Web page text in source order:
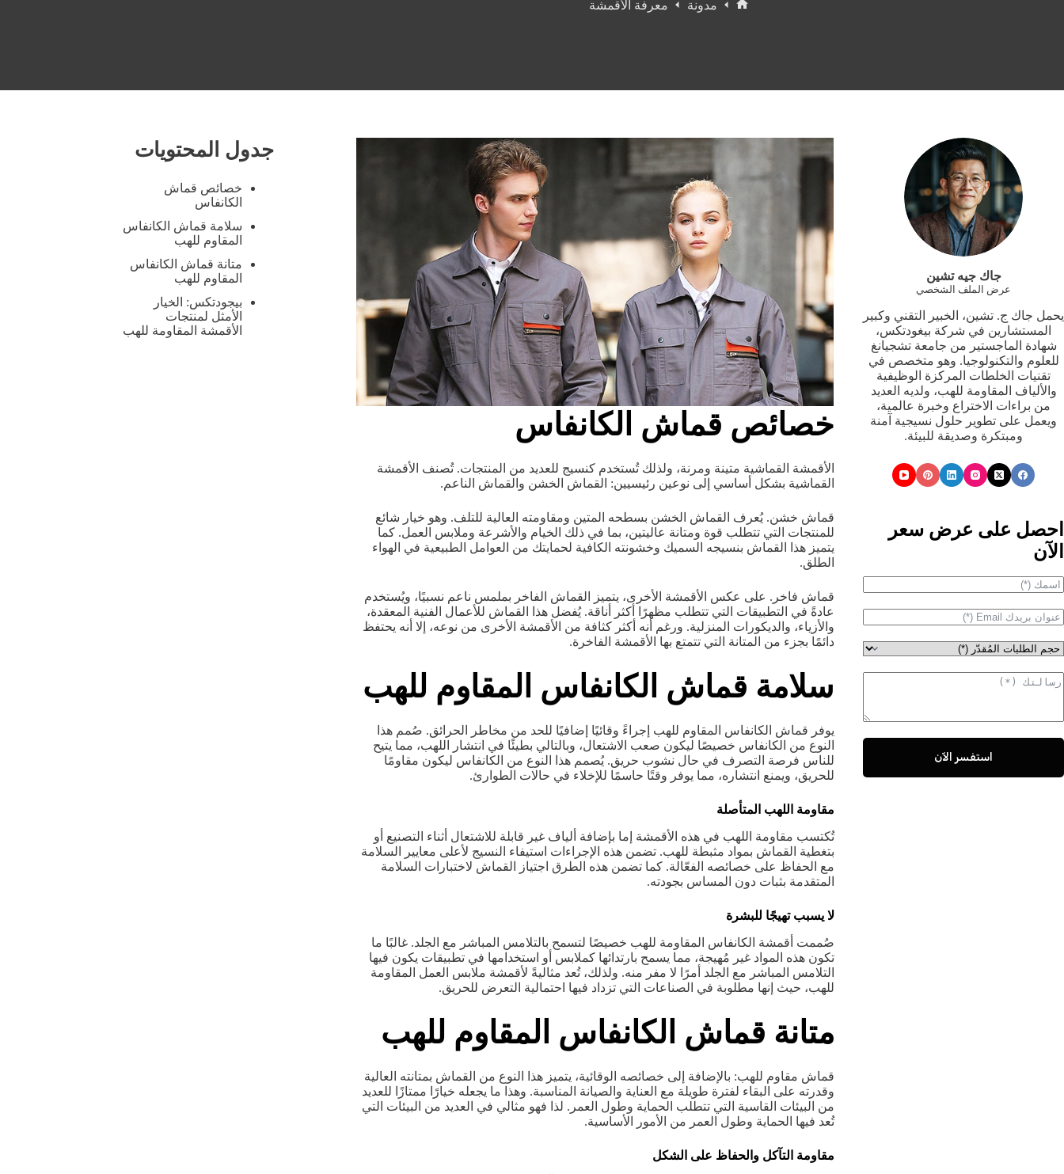
مدونة معرفة الأقمشة
خصائص قماش الكانفاس
الأقمشة القماشية متينة ومرنة، ولذلك تُستخدم كنسيج للعديد من المنتجات. تُصنف الأقمشة
القماشية بشكل أساسي إلى نوعين رئيسيين: القماش الخشن والقماش الناعم.
قماش خشن. يُعرف القماش الخشن بسطحه المتين ومقاومته العالية للتلف. وهو خيار شائع
للمنتجات التي تتطلب قوة ومتانة عاليتين، بما في ذلك الخيام والأشرعة وملابس العمل. كما
يتميز هذا القماش بنسيجه السميك وخشونته الكافية لحمايتك من العوامل الطبيعية في الهواء
الطلق.
قماش فاخر. على عكس الأقمشة الأخرى، يتميز القماش الفاخر بملمس ناعم نسبيًا، ويُستخدم
عادةً في التطبيقات التي تتطلب مظهرًا أكثر أناقة. يُفضل هذا القماش للأعمال الفنية المعقدة،
والأزياء، والديكورات المنزلية. ورغم أنه أكثر كثافة من الأقمشة الأخرى من نوعه، إلا أنه يحتفظ
دائمًا بجزء من المتانة التي تتمتع بها الأقمشة الفاخرة.
سلامة قماش الكانفاس المقاوم للهب
يوفر قماش الكانفاس المقاوم للهب إجراءً وقائيًا إضافيًا للحد من مخاطر الحرائق. صُمم هذا
النوع من الكانفاس خصيصًا ليكون صعب الاشتعال، وبالتالي بطيئًا في انتشار اللهب، مما يتيح
للناس فرصة التصرف في حال نشوب حريق. يُصمم هذا النوع من الكانفاس ليكون مقاومًا
للحريق، ويمنع انتشاره، مما يوفر وقتًا حاسمًا للإخلاء في حالات الطوارئ.
مقاومة اللهب المتأصلة
تُكتسب مقاومة اللهب في هذه الأقمشة إما بإضافة ألياف غير قابلة للاشتعال أثناء التصنيع أو
بتغطية القماش بمواد مثبطة للهب. تضمن هذه الإجراءات استيفاء النسيج لأعلى معايير السلامة
مع الحفاظ على خصائصه الفعّالة. كما تضمن هذه الطرق اجتياز القماش لاختبارات السلامة
المتقدمة بثبات دون المساس بجودته.
لا يسبب تهيجًا للبشرة
صُممت أقمشة الكانفاس المقاومة للهب خصيصًا لتسمح بالتلامس المباشر مع الجلد. غالبًا ما
تكون هذه المواد غير مُهيجة، مما يسمح بارتدائها كملابس أو استخدامها في تطبيقات يكون فيها
التلامس المباشر مع الجلد أمرًا لا مفر منه. ولذلك، تُعد مثاليةً لأقمشة ملابس العمل المقاومة
للهب، حيث إنها مطلوبة في الصناعات التي تزداد فيها احتمالية التعرض للحريق.
متانة قماش الكانفاس المقاوم للهب
قماش مقاوم للهب: بالإضافة إلى خصائصه الوقائية، يتميز هذا النوع من القماش بمتانته العالية
وقدرته على البقاء لفترة طويلة مع العناية والصيانة المناسبة. وهذا ما يجعله خيارًا ممتازًا للعديد
من البيئات القاسية التي تتطلب الحماية وطول العمر. لذا فهو مثالي في العديد من البيئات التي
تُعد فيها الحماية وطول العمر من الأمور الأساسية.
مقاومة التآكل والحفاظ على الشكل
جدول المحتويات
خصائص قماش
الكانفاس
سلامة قماش الكانفاس
المقاوم للهب
متانة قماش الكانفاس
المقاوم للهب
بيجودتكس: الخيار
الأمثل لمنتجات
الأقمشة المقاومة للهب
جاك جيه تشين
عرض الملف الشخصي
يحمل جاك ج. تشين، الخبير التقني وكبير
المستشارين في شركة بيغودتكس،
شهادة الماجستير من جامعة تشجيانغ
للعلوم والتكنولوجيا. وهو متخصص في
تقنيات الخلطات المركزة الوظيفية
والألياف المقاومة للهب، ولديه العديد
من براءات الاختراع وخبرة عالمية،
ويعمل على تطوير حلول نسيجية آمنة
ومبتكرة وصديقة للبيئة.
احصل على عرض سعر
الآن
استفسر الآن